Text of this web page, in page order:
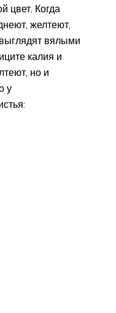
цвет. Когда
желтеют,
вялыми
калия и
но и
у